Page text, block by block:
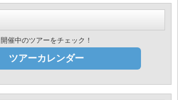
開催中のツアーをチェック！
ツアーカレンダー